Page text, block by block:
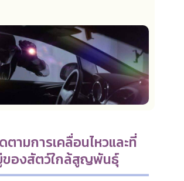
ตามการเคลื่อนไหวและที่
องสัตว์ใกล้สูญพันธุ์